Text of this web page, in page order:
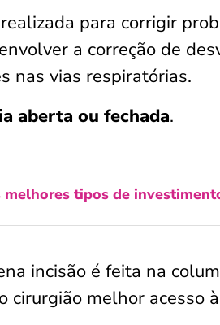
realizada para corrigir
a correção de
nas vias respiratórias.
aberta ou fechada.
melhores tipos de
incisão é feita na
cirurgião melhor acesso